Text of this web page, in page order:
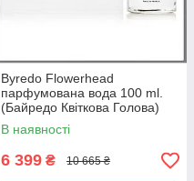
Byredo Flowerhead
парфумована вода 100 ml.
(Байредо Квіткова Голова)
В наявності
6 399 ₴ 10 665 ₴